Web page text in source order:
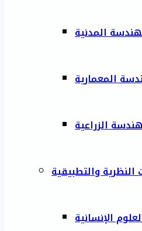
المدنية
المعمارية
الزراعية
النظرية والتطبيقية
الإنسانية